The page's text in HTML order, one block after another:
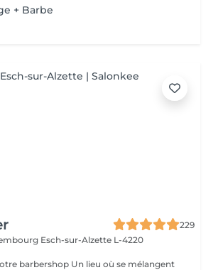
+ Barbe
229
Esch-sur-Alzette L-4220
Un lieu où se mélangent